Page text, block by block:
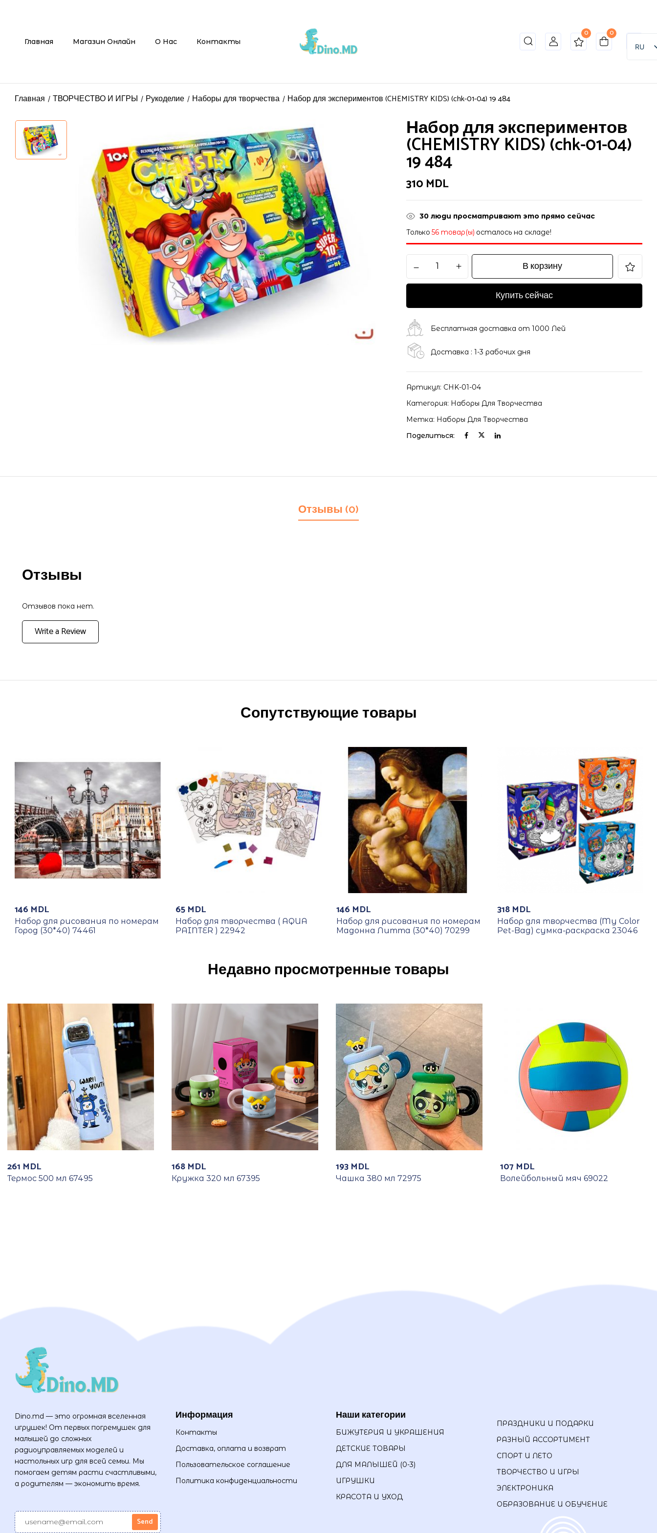
Главная Магазин Онлайн О Нас Контакты
0 0
RU
Главная ТВОРЧЕСТВО И ИГРЫ Рукоделие Наборы для творчества Набор для экспериментов (CHEMISTRY KIDS) (chk-01-04) 19 484
Набор для экспериментов
(CHEMISTRY KIDS) (chk-01-04)
19 484
310 MDL
30 люди просматривают это прямо сейчас
Только 56 товар(ы) осталось на складе!
В корзину
Купить сейчас
Бесплатная доставка от 1000 Лей
Доставка : 1-3 рабочих дня
Артикул: CHK-01-04
Категория: Наборы Для Творчества
Метка: Наборы Для Творчества
Поделиться:
Отзывы (0)
Отзывы
Отзывов пока нет.
Write a Review
Be the first to review “Набор для экспериментов (CHEMISTRY
Сохранить моё имя, email и адрес сайта в этом браузере для последующих
Сопутствующие товары
146 MDL
Набор для рисования по номерам
Город (30*40) 74461
65 MDL
Набор для творчества ( AQUA
PAINTER ) 22942
146 MDL
Набор для рисования по номерам
Мадонна Литта (30*40) 70299
318 MDL
Набор для творчества (My Color
Pet-Bag) сумка-раскраска 23046
Недавно просмотренные товары
261 MDL
Термос 500 мл 67495
168 MDL
Кружка 320 мл 67395
193 MDL
Чашка 380 мл 72975
107 MDL
Волейбольный мяч 69022
Dino.md — это огромная вселенная
игрушек! От первых погремушек для
малышей до сложных
радиоуправляемых моделей и
настольных игр для всей семьи. Мы
помогаем детям расти счастливыми,
а родителям — экономить время.
Информация
Контакты
Доставка, оплата и возврат
Пользовательское соглашение
Политика конфиденциальности
Наши категории
БИЖУТЕРИЯ И УКРАШЕНИЯ
ДЕТСКИЕ ТОВАРЫ
ДЛЯ МАЛЫШЕЙ (0-3)
ИГРУШКИ
КРАСОТА И УХОД
ПРАЗДНИКИ И ПОДАРКИ
РАЗНЫЙ АССОРТИМЕНТ
СПОРТ И ЛЕТО
ТВОРЧЕСТВО И ИГРЫ
ЭЛЕКТРОНИКА
ОБРАЗОВАНИЕ И ОБУЧЕНИЕ